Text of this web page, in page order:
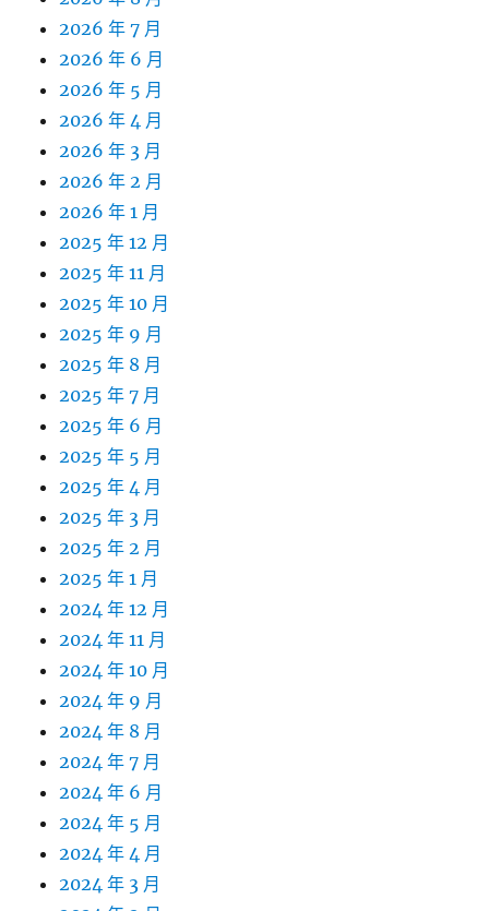
2026 年 7 月
2026 年 6 月
2026 年 5 月
2026 年 4 月
2026 年 3 月
2026 年 2 月
2026 年 1 月
2025 年 12 月
2025 年 11 月
2025 年 10 月
2025 年 9 月
2025 年 8 月
2025 年 7 月
2025 年 6 月
2025 年 5 月
2025 年 4 月
2025 年 3 月
2025 年 2 月
2025 年 1 月
2024 年 12 月
2024 年 11 月
2024 年 10 月
2024 年 9 月
2024 年 8 月
2024 年 7 月
2024 年 6 月
2024 年 5 月
2024 年 4 月
2024 年 3 月